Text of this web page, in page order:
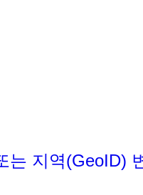
는 지역(GeoID)